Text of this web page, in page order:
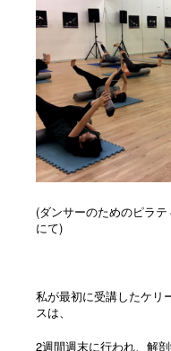
(ダンサーのためのピラ
にて)
私が最初に受講したケリ
スは、
2週間週末に行われ、解